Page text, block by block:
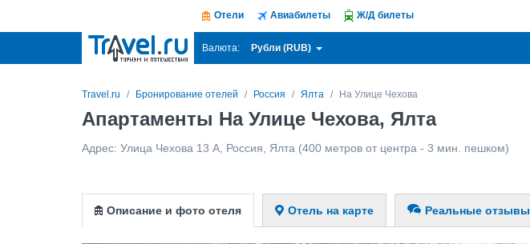
Отели Авиабилеты Ж/Д билеты
Валюта: Рубли (RUB)
Travel.ru Бронирование отелей Россия Ялта На Улице Чехова
Апартаменты На Улице Чехова, Ялта
Адрес: Улица Чехова 13 А Россия Ялта (400 метров от центра - 3 мин. пешком)
Описание и фото отеля Отель на карте Реальные отзывы